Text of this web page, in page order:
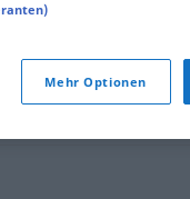
Mehr Optionen